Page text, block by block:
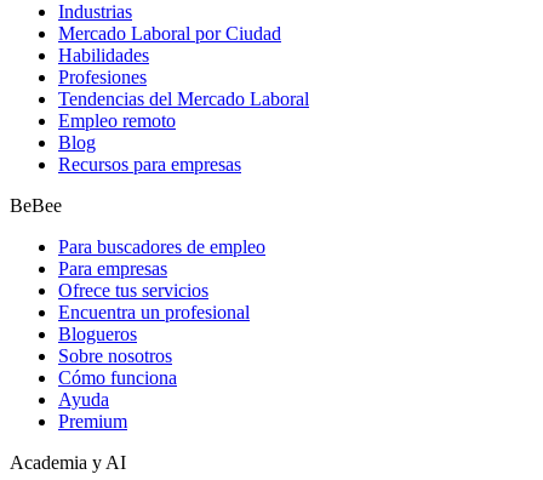
Industrias
Mercado Laboral por Ciudad
Habilidades
Profesiones
Tendencias del Mercado Laboral
Empleo remoto
Blog
Recursos para empresas
BeBee
Para buscadores de empleo
Para empresas
Ofrece tus servicios
Encuentra un profesional
Blogueros
Sobre nosotros
Cómo funciona
Ayuda
Premium
Academia y AI